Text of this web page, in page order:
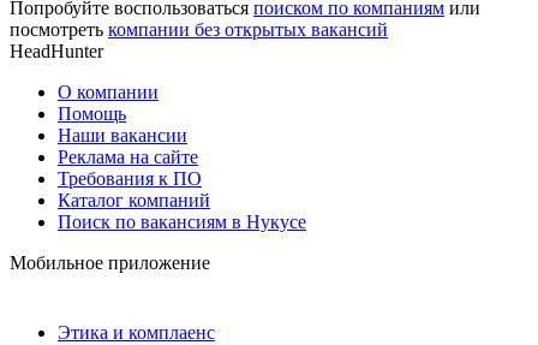
Попробуйте воспользоваться поиском по компаниям или
посмотреть компании без открытых вакансий
HeadHunter
О компании
Помощь
Наши вакансии
Реклама на сайте
Требования к ПО
Каталог компаний
Поиск по вакансиям в Нукусе
Мобильное приложение
Этика и комплаенс